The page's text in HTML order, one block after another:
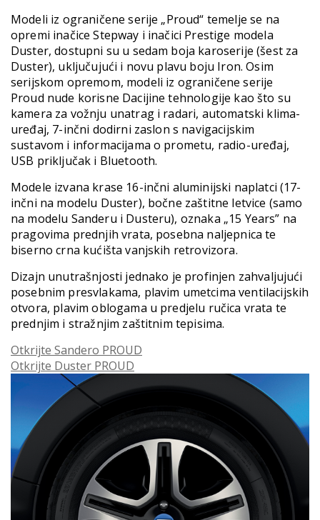
Modeli iz ograničene serije „Proud“ temelje se na
opremi inačice Stepway i inačici Prestige modela
Duster, dostupni su u sedam boja karoserije (šest za
Duster), uključujući i novu plavu boju Iron. Osim
serijskom opremom, modeli iz ograničene serije
Proud nude korisne Dacijine tehnologije kao što su
kamera za vožnju unatrag i radari, automatski klima-
uređaj, 7-inčni dodirni zaslon s navigacijskim
sustavom i informacijama o prometu, radio-uređaj,
USB priključak i Bluetooth.
Modele izvana krase 16-inčni aluminijski naplatci (17-
inčni na modelu Duster), bočne zaštitne letvice (samo
na modelu Sanderu i Dusteru), oznaka „15 Years” na
pragovima prednjih vrata, posebna naljepnica te
biserno crna kućišta vanjskih retrovizora.
Dizajn unutrašnjosti jednako je profinjen zahvaljujući
posebnim presvlakama, plavim umetcima ventilacijskih
otvora, plavim oblogama u predjelu ručica vrata te
prednjim i stražnjim zaštitnim tepisima.
Otkrijte Sandero PROUD
Otkrijte Duster PROUD